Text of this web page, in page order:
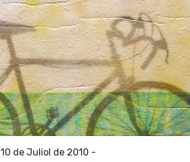
10 de Juliol de 2010 -